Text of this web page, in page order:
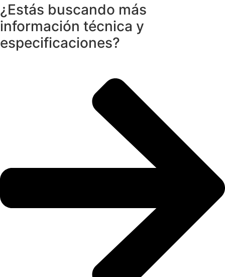
¿Estás buscando más
información técnica y
especificaciones?